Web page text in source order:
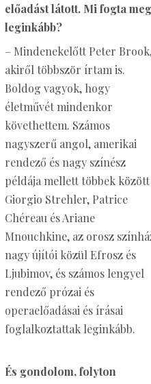
előadást látott. Mi fogta meg
leginkább?
– Mindenekelőtt Peter
akiről többször írtam is.
Boldog vagyok, hogy
életművét mindenkor
követhettem. Számos
nagyszerű angol, amerikai
rendező és nagy színész
példája mellett többek között
Giorgio Strehler, Patrice
Chéreau és Ariane
Mnouchkine, az orosz
nagy újítói közül Efrosz és
Ljubimov, és számos lengyel
rendező prózai és
operaelőadásai és írásai
foglalkoztattak leginkább.
És gondolom, folyton